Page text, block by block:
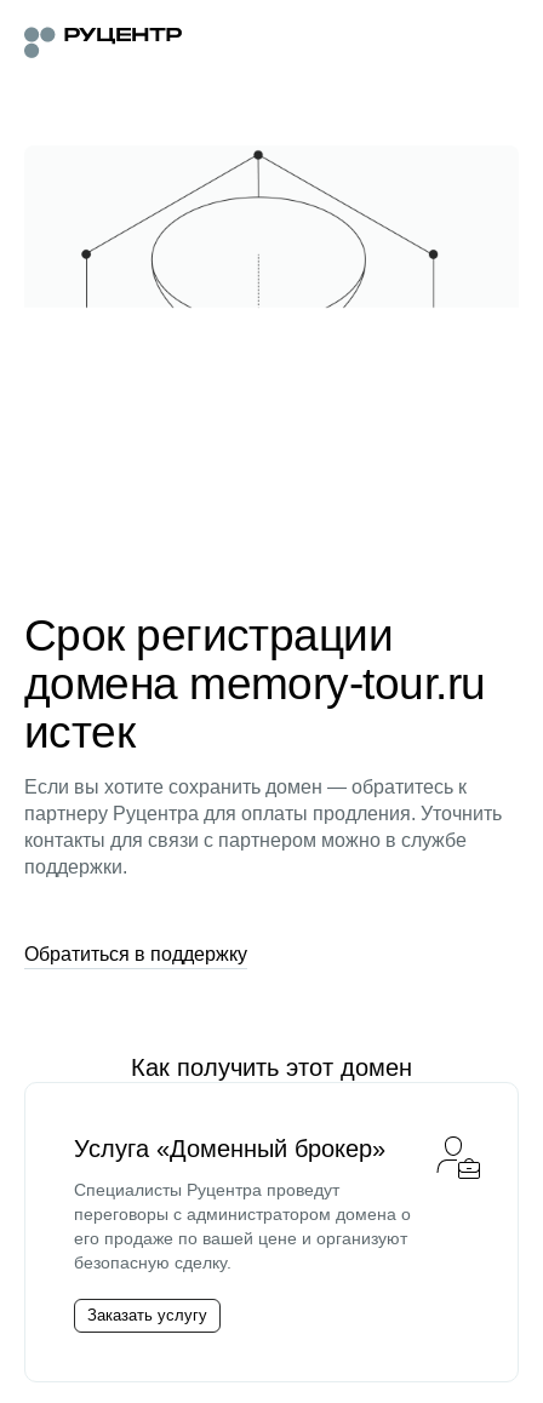
Срок регистрации
домена memory-tour.ru
истек
Если вы хотите сохранить домен — обратитесь к
партнеру Руцентра для оплаты продления. Уточнить
контакты для связи с партнером можно в службе
поддержки.
Обратиться в поддержку
Как получить этот домен
Услуга «Доменный брокер»
Специалисты Руцентра проведут
переговоры с администратором домена о
его продаже по вашей цене и организуют
безопасную сделку.
Заказать услугу